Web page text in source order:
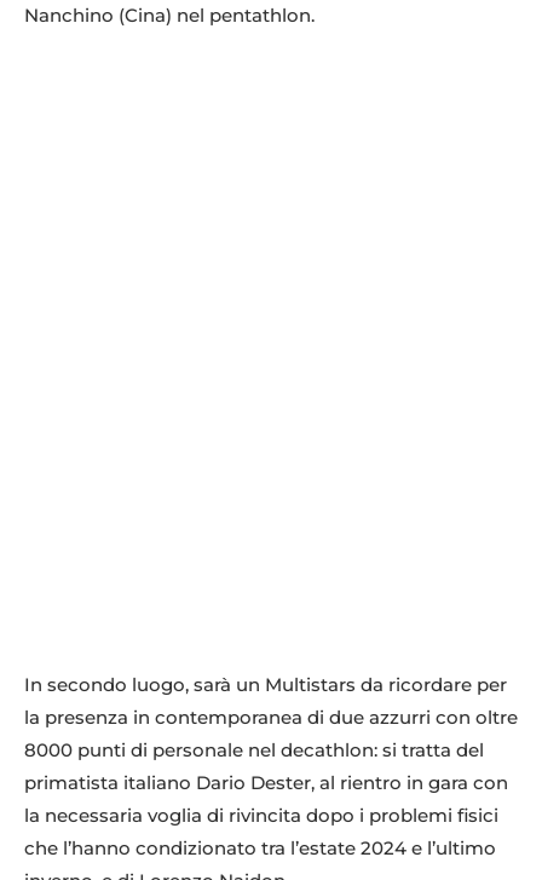
Nanchino (Cina) nel pentathlon.
In secondo luogo, sarà un Multistars da ricordare per
la presenza in contemporanea di due azzurri con oltre
8000 punti di personale nel decathlon: si tratta del
primatista italiano Dario Dester, al rientro in gara con
la necessaria voglia di rivincita dopo i problemi fisici
che l’hanno condizionato tra l’estate 2024 e l’ultimo